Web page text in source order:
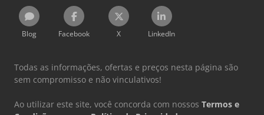
Blog Facebook X LinkedIn
Todas as informações, ofertas e preços nesta página são
sem compromisso e não vinculativos!
Ao utilizar este site, você concorda com nossos Termos e